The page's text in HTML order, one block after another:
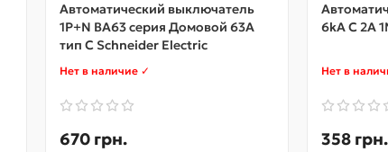
Автоматический выключатель
1P+N ВА63 серия Домовой 63А
тип С Schneider Electric
Нет в наличие ✓
670 грн.
6kA C 2A
Нет в
358 грн.